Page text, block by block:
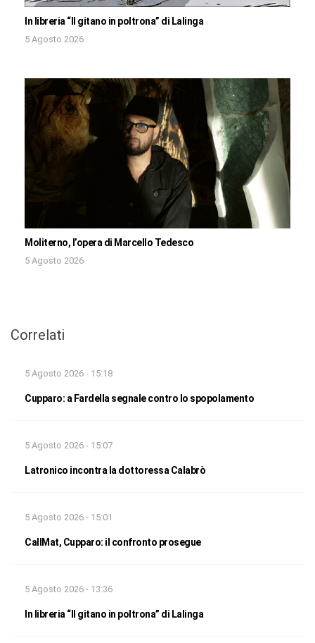
In libreria “Il gitano in poltrona” di Lalinga
5 Agosto 2026
Moliterno, l’opera di Marcello Tedesco
5 Agosto 2026
Correlati
5 Agosto 2026 - 15:18
Cupparo: a Fardella segnale contro lo spopolamento
5 Agosto 2026 - 15:07
Latronico incontra la dottoressa Calabrò
5 Agosto 2026 - 15:01
CallMat, Cupparo: il confronto prosegue
5 Agosto 2026 - 13:36
In libreria “Il gitano in poltrona” di Lalinga